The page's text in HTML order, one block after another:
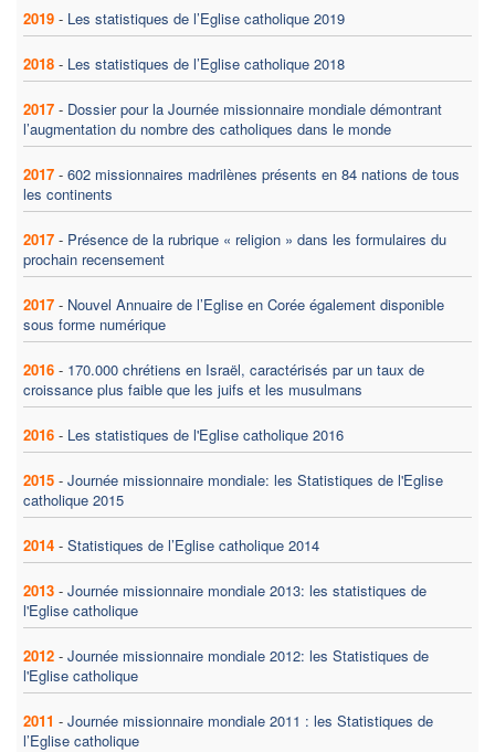
2019 - Les statistiques de l’Eglise catholique 2019
2018 - Les statistiques de l’Eglise catholique 2018
2017 - Dossier pour la Journée missionnaire mondiale démontrant
l’augmentation du nombre des catholiques dans le monde
2017 - 602 missionnaires madrilènes présents en 84 nations de tous
les continents
2017 - Présence de la rubrique « religion » dans les formulaires du
prochain recensement
2017 - Nouvel Annuaire de l’Eglise en Corée également disponible
sous forme numérique
2016 - 170.000 chrétiens en Israël, caractérisés par un taux de
croissance plus faible que les juifs et les musulmans
2016 - Les statistiques de l'Eglise catholique 2016
2015 - Journée missionnaire mondiale: les Statistiques de l'Eglise
catholique 2015
2014 - Statistiques de l’Eglise catholique 2014
2013 - Journée missionnaire mondiale 2013: les statistiques de
l'Eglise catholique
2012 - Journée missionnaire mondiale 2012: les Statistiques de
l'Eglise catholique
2011 - Journée missionnaire mondiale 2011 : les Statistiques de
l’Eglise catholique